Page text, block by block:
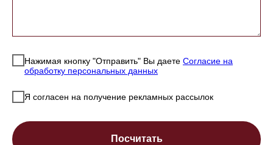
Нажимая кнопку "Отправить" Вы даете Согласие на
обработку персональных данных
Я согласен на получение рекламных рассылок
Посчитать